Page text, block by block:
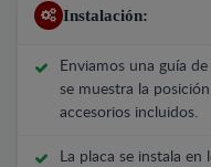
Instalación:
Enviamos una guía
se muestra la
accesorios incluidos.
La placa se instala en